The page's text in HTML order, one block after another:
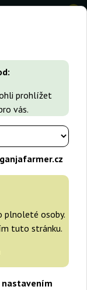
prohlížet
vás.
plnoleté osoby.
tuto stránku.
0
Sativa semena